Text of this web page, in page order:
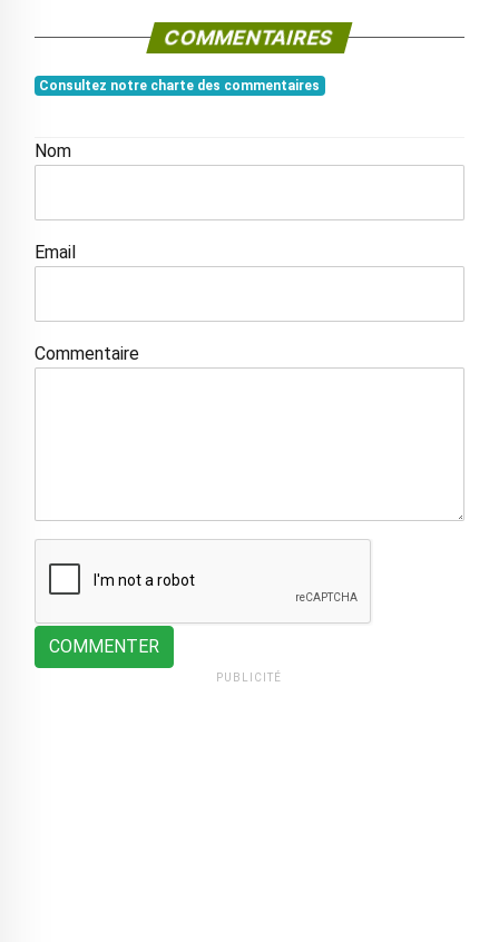
COMMENTAIRES
Consultez notre charte des commentaires
Nom
Email
Commentaire
COMMENTER
PUBLICITÉ